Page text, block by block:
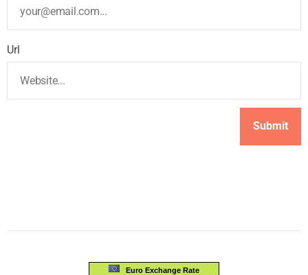
Url
Euro Exchange Rate